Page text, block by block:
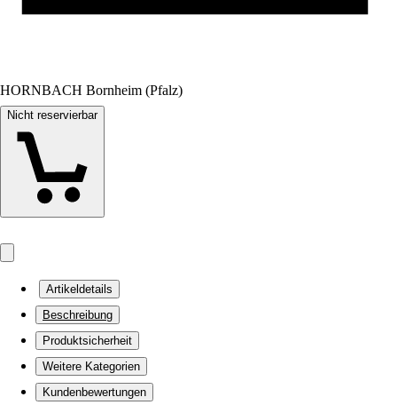
HORNBACH Bornheim (Pfalz)
Nicht reservierbar
Artikeldetails
Beschreibung
Produktsicherheit
Weitere Kategorien
Kundenbewertungen